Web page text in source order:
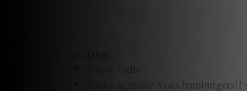
Cadre agréable vrais